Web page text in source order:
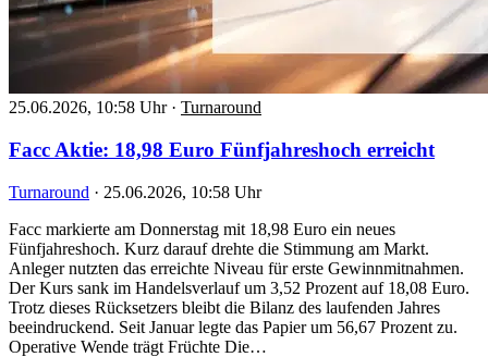
25.06.2026, 10:58 Uhr · Turnaround
Facc Aktie: 18,98 Euro Fünfjahreshoch erreicht
Turnaround · 25.06.2026, 10:58 Uhr
Facc markierte am Donnerstag mit 18,98 Euro ein neues
Fünfjahreshoch. Kurz darauf drehte die Stimmung am Markt.
Anleger nutzten das erreichte Niveau für erste Gewinnmitnahmen.
Der Kurs sank im Handelsverlauf um 3,52 Prozent auf 18,08 Euro.
Trotz dieses Rücksetzers bleibt die Bilanz des laufenden Jahres
beeindruckend. Seit Januar legte das Papier um 56,67 Prozent zu.
Operative Wende trägt Früchte Die…